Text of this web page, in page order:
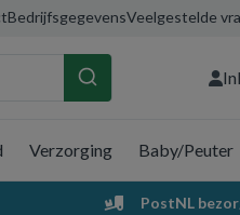
BedrijfsgegevensVeelgestelde
Verzorging Baby/Peuter
PostNL